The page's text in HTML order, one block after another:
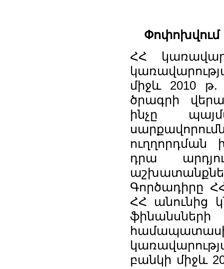
Փոփոխվում
ՀՀ
միջև 2010 թ.
ծրագրի
ինչը
ուղղորդման
դրա
Գործադիրը
ՀՀ անունից
բանկի միջև